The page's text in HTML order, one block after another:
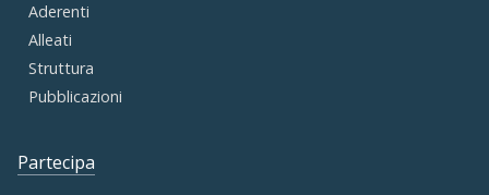
Aderenti
Alleati
Struttura
Pubblicazioni
Partecipa